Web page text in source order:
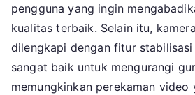
pengguna yang ingin
kualitas terbaik. Selain itu,
dilengkapi dengan fitur
sangat baik untuk mengurangi
memungkinkan perekaman video